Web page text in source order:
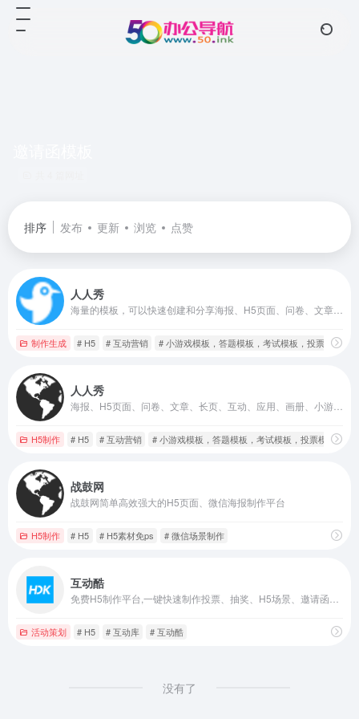
排序 发布 更新 浏览 点赞
人人秀
制作生成 # H5 # 互动营销 # 小游戏模板，答题模板，考试模板，投票模板，
人人秀
H5制作 # H5 # 互动营销 # 小游戏模板，答题模板，考试模板，投票模板，抽
战鼓网
战鼓网简单高效强大的H5页面、微信海报制作平台
H5制作 # H5 # H5素材免ps # 微信场景制作
互动酷
活动策划 # H5 # 互动库 # 互动酷
没有了